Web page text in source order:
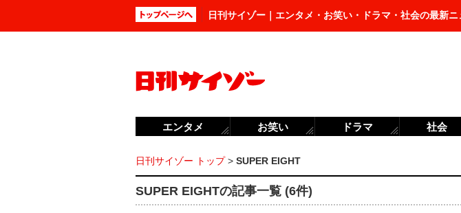
日刊サイゾー｜エンタメ・お笑い・ドラマ・社会の最新ニ
日刊サイゾー トップ> SUPER EIGHT
SUPER EIGHTの記事一覧 (6件)
エンタメ お笑い ドラマ 社会